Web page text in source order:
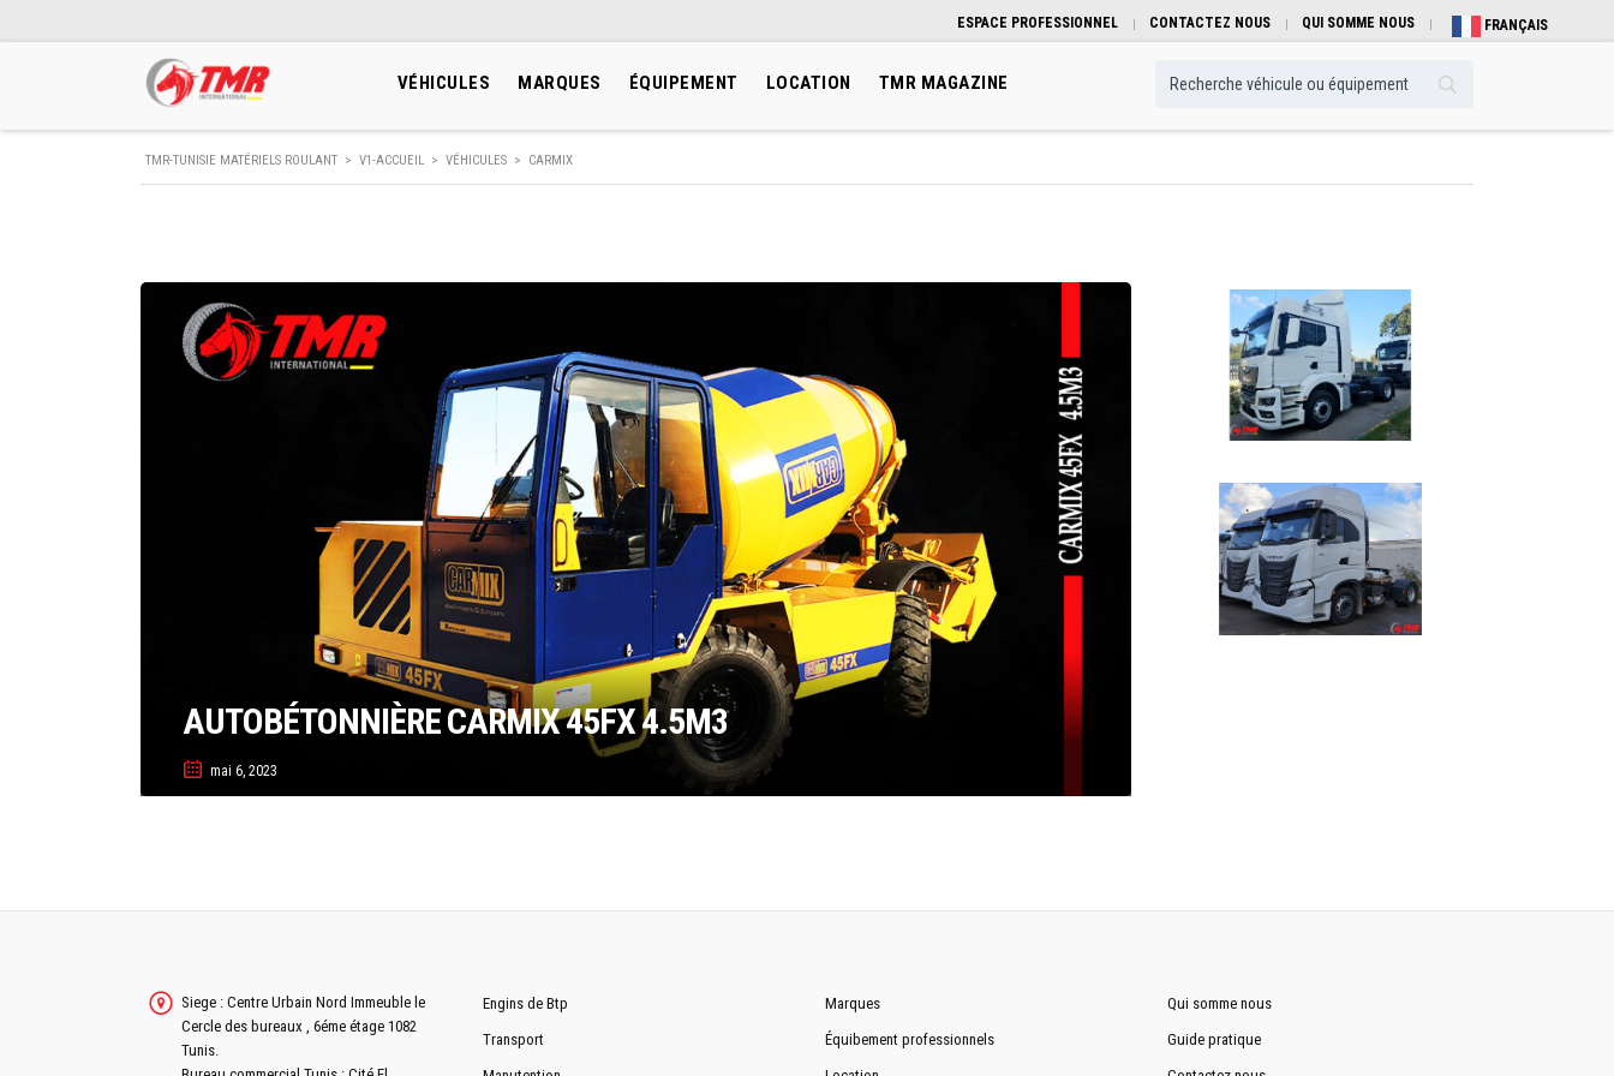
ESPACE PROFESSIONNEL CONTACTEZ NOUS QUI SOMME NOUS FRANÇAIS
VÉHICULES MARQUES ÉQUIPEMENT LOCATION TMR MAGAZINE
TMR-TUNISIE MATÉRIELS ROULANT > V1-ACCUEIL > VÉHICULES > CARMIX
AUTOBÉTONNIÈRE CARMIX 45FX 4.5M3
mai 6, 2023
Siege : Centre Urbain Nord Immeuble le
Cercle des bureaux , 6éme étage 1082
Tunis.
Engins de Btp
Transport
Marques
Équibement professionnels
Qui somme nous
Guide pratique